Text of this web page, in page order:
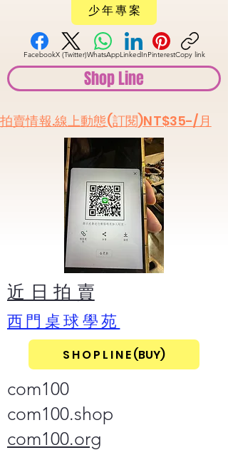
少 年 專 案
FacebookX (Twitter)WhatsAppLinkedInPinterestCopy link
Shop Line
​拍賣情報.線上動態(訂閱)NT$35-/月
​近 日 拍 賣
​西門桌球學苑
S H O P L I N E (BUY)
com100
com100.shop
com100.org